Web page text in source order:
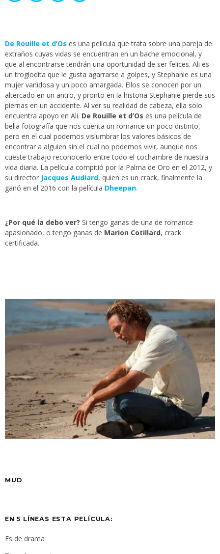
De Rouille et d’Os es una película que trata sobre una pareja de
extraños cuyas vidas se encuentran en un bache emocional, y
que al encontrarse tendrán una oportunidad de ser felices. Ali es
un troglodita que le gusta agarrarse a golpes, y Stephanie es una
mujer vanidosa y un poco amargada. Ellos se conocen por un
altercado en un antro, y pronto en la historia Stephanie pierde sus
piernas en un accidente. Al ver su realidad de cabeza, ella solo
encuentra apoyo en Ali. De Rouille et d’Os es una película de
bella fotografía que nos cuenta un romance un poco distinto,
pero en el cual podemos vislumbrar los valores básicos de
encontrar a alguien sin el cual no podemos vivir, aunque nos
cueste trabajo reconocerlo entre todo el cochambre de nuestra
vida diaria. La película compitió por la Palma de Oro en el 2012, y
su director Jacques Audiard, quien es un crack, finalmente la
ganó en el 2016 con la película Dheepan.
¿Por qué la debo ver? Si tengo ganas de una de romance
apasionado, o tengo ganas de Marion Cotillard, crack
certificada.
MUD
EN 5 LÍNEAS ESTA PELÍCULA:
Es de drama